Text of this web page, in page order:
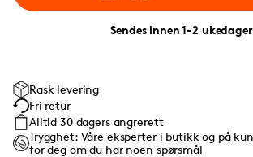
Sendes innen 1-2 ukedager
Rask levering
Fri retur
Alltid 30 dagers angrerett
Trygghet: Våre eksperter i butikk og på
for deg om du har noen spørsmål